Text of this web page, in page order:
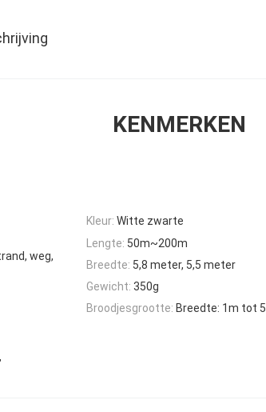
KENMERKEN
Kleur: Witte zwarte
weg,
Lengte: 50m~200m
Breedte: 5,8 meter, 5,5 meter
Gewicht: 350g
Broodjesgrootte: Breedte: 1m tot
,